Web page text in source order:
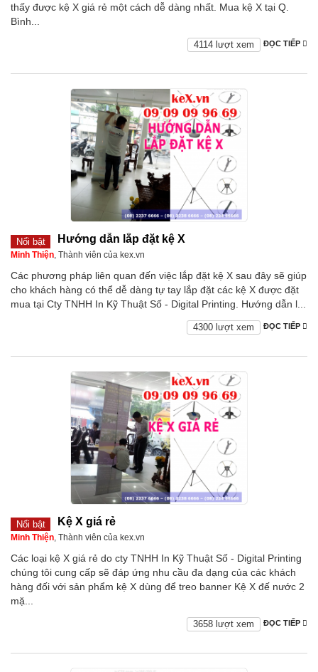
thấy được kệ X giá rẻ một cách dễ dàng nhất. Mua kệ X tại Q.
Bình...
ĐỌC TIẾP
4114 lượt xem
Nổi bật Hướng dẫn lắp đặt kệ X
Minh Thiện, Thành viên của kex.vn
Các phương pháp liên quan đến việc lắp đặt kệ X sau đây sẽ giúp
cho khách hàng có thể dễ dàng tự tay lắp đặt các kệ X được đặt
mua tại Cty TNHH In Kỹ Thuật Số - Digital Printing. Hướng dẫn l...
ĐỌC TIẾP
4300 lượt xem
Nổi bật Kệ X giá rẻ
Minh Thiện, Thành viên của kex.vn
Các loại kệ X giá rẻ do cty TNHH In Kỹ Thuật Số - Digital Printing
chúng tôi cung cấp sẽ đáp ứng nhu cầu đa dạng của các khách
hàng đối với sản phẩm kệ X dùng để treo banner Kệ X đế nước 2
mặ...
ĐỌC TIẾP
3658 lượt xem